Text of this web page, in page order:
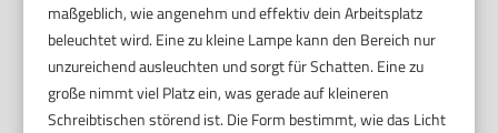
maßgeblich, wie angenehm und effektiv dein Arbeitsplatz
beleuchtet wird. Eine zu kleine Lampe kann den Bereich nur
unzureichend ausleuchten und sorgt für Schatten. Eine zu
große nimmt viel Platz ein, was gerade auf kleineren
Schreibtischen störend ist. Die Form bestimmt, wie das Licht